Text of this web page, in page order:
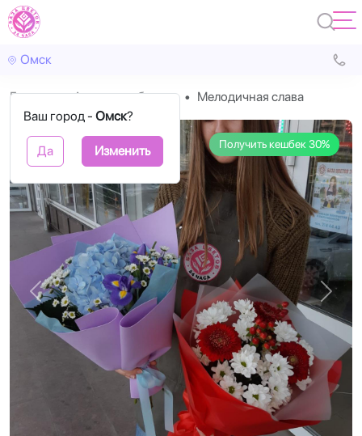
Омск
Ваш город - Омск?
Да Изменить
Главная Авторские букеты Мелодичная слава
Получить кешбек 30%
Назад